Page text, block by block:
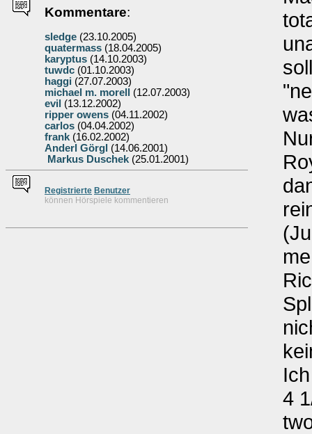
Kommentare:
sledge (23.10.2005)
quatermass (18.04.2005)
karyptus (14.10.2003)
tuwdc (01.10.2003)
haggi (27.07.2003)
michael m. morell
(12.07.2003)
evil (13.12.2002)
ripper owens (04.11.2002)
carlos (04.04.2002)
frank (16.02.2002)
Anderl Görgl (14.06.2001)
Markus Duschek (25.01.2001)
Registrierte Benutzer
können Hörspiele kommentieren
4